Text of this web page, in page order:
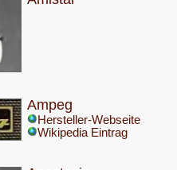
Ampeg
Hersteller-Webseite
Wikipedia Eintrag